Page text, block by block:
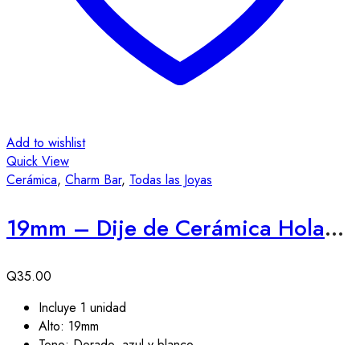
Add to wishlist
Quick View
Cerámica, Charm Bar, Todas las Joyas
19mm – Dije de Cerámica Holandesa 1
Q35.00
Incluye 1 unidad
Alto: 19mm